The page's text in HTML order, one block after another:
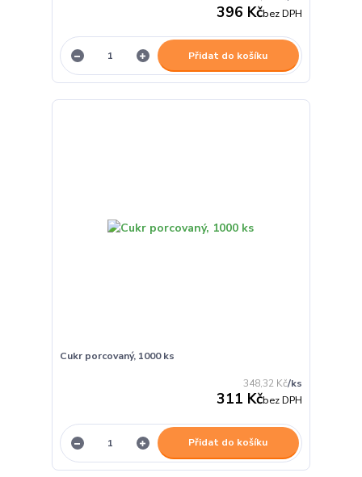
396 Kčbez DPH
Přidat do košíku
Cukr porcovaný, 1000 ks
348,32 Kč/ks
311 Kčbez DPH
Přidat do košíku